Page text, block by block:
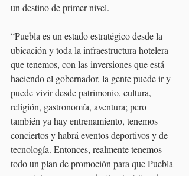
un destino de primer nivel.
“Puebla es un estado estratégico desde la
ubicación y toda la infraestructura hotelera
que tenemos, con las inversiones que está
haciendo el gobernador, la gente puede ir y
puede vivir desde patrimonio, cultura,
religión, gastronomía, aventura; pero
también ya hay entrenamiento, tenemos
conciertos y habrá eventos deportivos y de
tecnología. Entonces, realmente tenemos
todo un plan de promoción para que Puebla